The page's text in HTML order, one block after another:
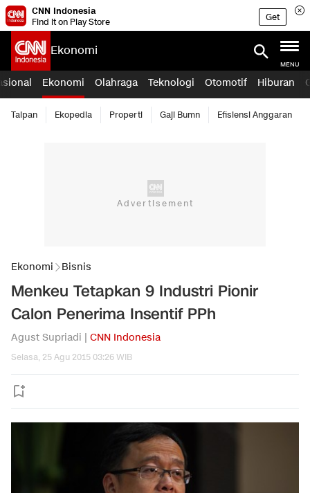
CNN Indonesia
Find it on Play Store
Get
Ekonomi
MENU
Ekonomi Olahraga Teknologi Otomotif Hiburan
Taipan Ekopedia Properti Gaji Bumn Efisiensi Anggaran
Ekonomi Bisnis
Menkeu Tetapkan 9 Industri Pionir
Calon Penerima Insentif PPh
Agust Supriadi | CNN Indonesia
Selasa, 25 Agu 2015 03:26 WIB